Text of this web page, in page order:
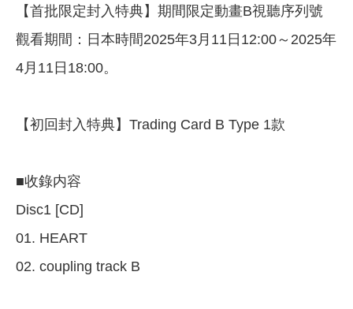
【首批限定封入特典】期間限定動畫B視聽序列號
觀看期間：日本時間2025年3月11日12:00～2025年
4月11日18:00。
【初回封入特典】Trading Card B Type 1款
■收錄内容
Disc1 [CD]
01. HEART
02. coupling track B